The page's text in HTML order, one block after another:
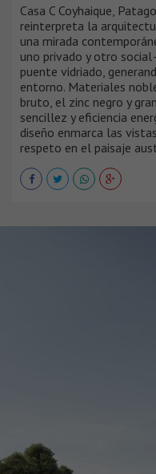
Casa C Coyhaique,
reinterpreta la
una mirada
uno privado y otro
puente vidriado,
entorno. Materiales
bruto, el zinc negro y
sencillez y eficiencia
diseño enmarca las
respeto en el paisaje